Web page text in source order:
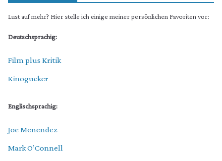
Lust auf mehr? Hier stelle ich einige meiner persönlichen Favoriten vor:
Deutschsprachig:
Film plus Kritik
Kinogucker
Englischsprachig:
Joe Menendez
Mark O’Connell